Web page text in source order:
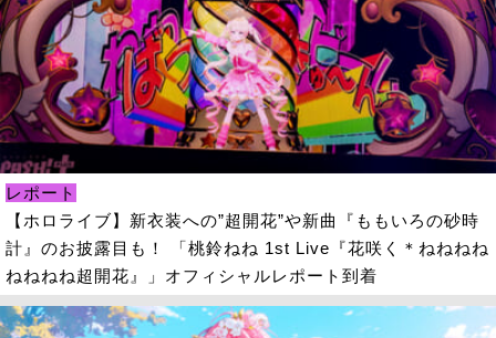
レポート
【ホロライブ】新衣装への”超開花”や新曲『ももいろの砂時
計』のお披露目も！ 「桃鈴ねね 1st Live『花咲く＊ねねねね
ねねねね超開花』」オフィシャルレポート到着